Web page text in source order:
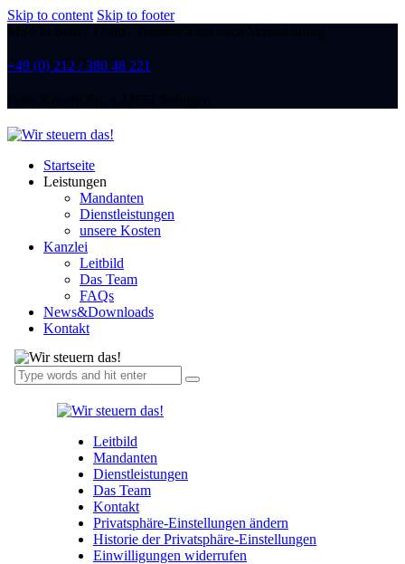
Skip to content Skip to footer
+49 (0) 212 / 380 48 221
Startseite
Leistungen
Mandanten
Dienstleistungen
unsere Kosten
Kanzlei
Leitbild
Das Team
FAQs
News&Downloads
Kontakt
Leitbild
Mandanten
Dienstleistungen
Das Team
Kontakt
Privatsphäre-Einstellungen ändern
Historie der Privatsphäre-Einstellungen
Einwilligungen widerrufen